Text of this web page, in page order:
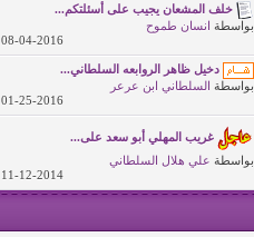
خلف المشعان يجيب على أسئلتكم...
بواسطة انسان طموح
08-04-2016
دخيل ظاهر الروابعه السلطاني...
بواسطة السلطاني ابن عرعر
01-25-2016
غريب المهلي أبو سعد على...
بواسطة علي هلال السلطاني
11-12-2014